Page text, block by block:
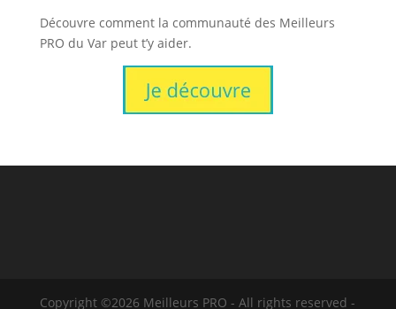
Découvre comment la communauté des Meilleurs
PRO du Var peut t’y aider.
Copyright ©2026 Meilleurs PRO - All rights reserved -